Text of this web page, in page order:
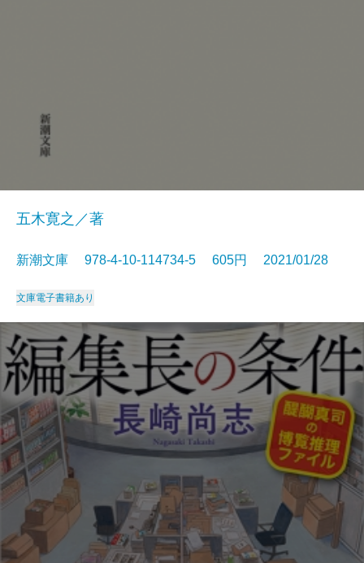
五木寛之／著
新潮文庫 978-4-10-114734-5 605円 2021/01/28
文庫電子書籍あり